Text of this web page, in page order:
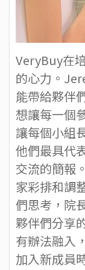
VeryBuy在
的心力。
能帶給夥伴
想讓每一個
讓每個小組
他們最具代
交流的簡報
家彩排和調
們思考，院
夥伴們分享
有辦法融入
加入新成員